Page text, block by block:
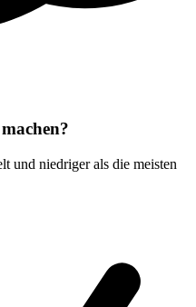
und niedriger als die meisten